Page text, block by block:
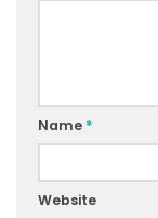
Name *
Website